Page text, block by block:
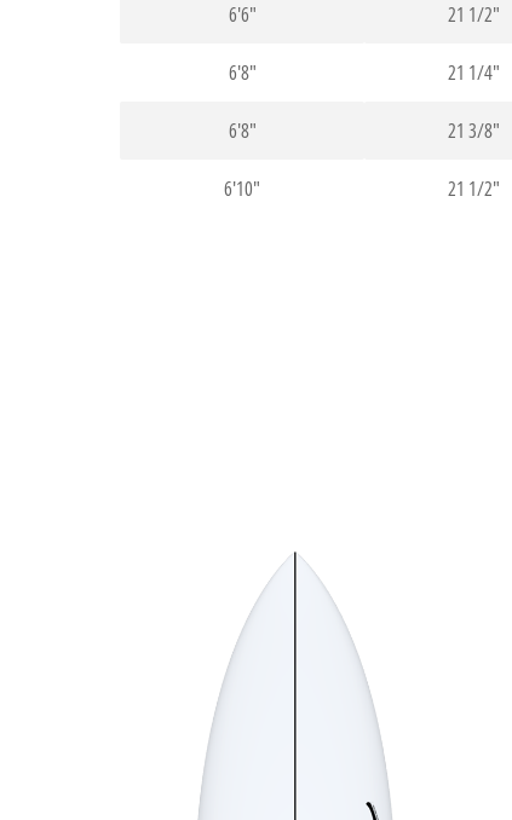
6'6" 21 1/2"
6'8" 21 1/4"
6'8" 21 3/8"
6'10" 21 1/2"